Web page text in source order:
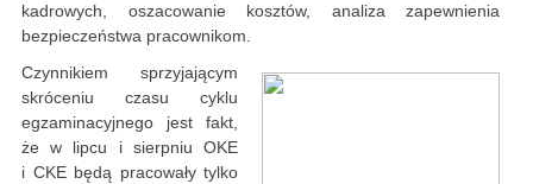
kadrowych, oszacowanie kosztów, analiza zapewnienia
bezpieczeństwa pracownikom.
Czynnikiem sprzyjającym
skróceniu czasu cyklu
egzaminacyjnego jest fakt,
że w lipcu i sierpniu OKE
i CKE będą pracowały tylko